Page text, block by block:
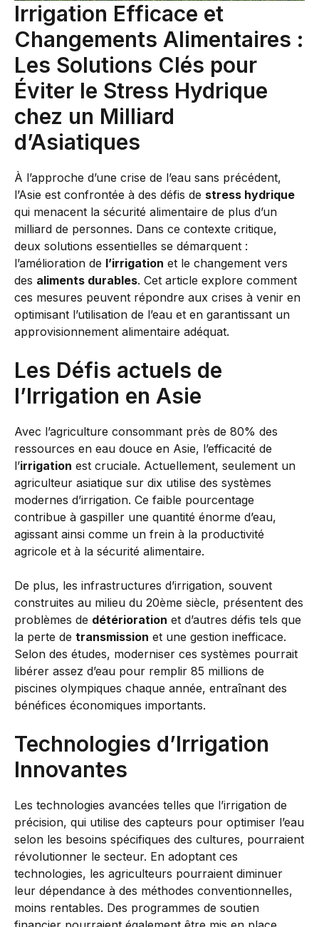
Irrigation Efficace et
Changements Alimentaires :
Les Solutions Clés pour
Éviter le Stress Hydrique
chez un Milliard
d’Asiatiques
À l’approche d’une crise de l’eau sans précédent,
l’Asie est confrontée à des défis de stress hydrique
qui menacent la sécurité alimentaire de plus d’un
milliard de personnes. Dans ce contexte critique,
deux solutions essentielles se démarquent :
l’amélioration de l’irrigation et le changement vers
des aliments durables. Cet article explore comment
ces mesures peuvent répondre aux crises à venir en
optimisant l’utilisation de l’eau et en garantissant un
approvisionnement alimentaire adéquat.
Les Défis actuels de
l’Irrigation en Asie
Avec l’agriculture consommant près de 80% des
ressources en eau douce en Asie, l’efficacité de
l’irrigation est cruciale. Actuellement, seulement un
agriculteur asiatique sur dix utilise des systèmes
modernes d’irrigation. Ce faible pourcentage
contribue à gaspiller une quantité énorme d’eau,
agissant ainsi comme un frein à la productivité
agricole et à la sécurité alimentaire.
De plus, les infrastructures d’irrigation, souvent
construites au milieu du 20ème siècle, présentent des
problèmes de détérioration et d’autres défis tels que
la perte de transmission et une gestion inefficace.
Selon des études, moderniser ces systèmes pourrait
libérer assez d’eau pour remplir 85 millions de
piscines olympiques chaque année, entraînant des
bénéfices économiques importants.
Technologies d’Irrigation
Innovantes
Les technologies avancées telles que l’irrigation de
précision, qui utilise des capteurs pour optimiser l’eau
selon les besoins spécifiques des cultures, pourraient
révolutionner le secteur. En adoptant ces
technologies, les agriculteurs pourraient diminuer
leur dépendance à des méthodes conventionnelles,
moins rentables. Des programmes de soutien